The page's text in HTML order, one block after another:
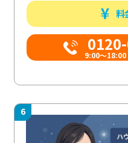
料
9:00〜
6